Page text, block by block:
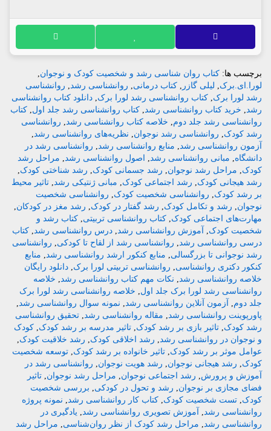
برچسب ها: کتاب روان شناسی رشد و شخصیت کودک و نوجوان,
لورا.ای.برک, لیلی گازر , کتاب درمانی, روانشناسی رشد, روانشناسی
رشد لورا برک, کتاب روانشناسی رشد لورا برک, دانلود کتاب روانشناسی
رشد, خرید کتاب روانشناسی رشد, کتاب روانشناسی رشد جلد اول, کتاب
روانشناسی رشد جلد دوم, خلاصه کتاب روانشناسی رشد, روانشناسی
رشد کودک, روانشناسی رشد نوجوان, نظریه‌های روانشناسی رشد,
آزمون روانشناسی رشد, منابع روانشناسی رشد, روانشناسی رشد در
دانشگاه, مبانی روانشناسی رشد, اصول روانشناسی رشد, مراحل رشد
کودک, مراحل رشد نوجوان, رشد جسمانی کودک, رشد شناختی کودک,
رشد هیجانی کودک, رشد اجتماعی کودک, مبانی ژنتیکی رشد, تاثیر محیط
بر رشد کودک, روانشناسی شخصیت کودک, روانشناسی شخصیت
نوجوان, رشد و تکامل کودک, رشد گفتار در کودک, رشد مغز در کودکان,
مهارت‌های اجتماعی کودک, کتاب روانشناسی تربیتی, کتاب رشد و
شخصیت کودک, آموزش روانشناسی رشد, درس روانشناسی رشد, کتاب
درسی روانشناسی رشد, روانشناسی رشد از لقاح تا کودکی, روانشناسی
رشد نوجوانی تا بزرگسالی, منابع کنکور ارشد روانشناسی رشد, منابع
کنکور دکتری روانشناسی, روانشناسی تربیتی لورا برک, دانلود رایگان
خلاصه روانشناسی رشد, نکات مهم کتاب روانشناسی رشد, خلاصه
روانشناسی رشد لورا برک جلد اول, خلاصه روانشناسی رشد لورا برک
جلد دوم, آزمون آنلاین روانشناسی رشد, نمونه سوال روانشناسی رشد,
پاورپوینت روانشناسی رشد, مقاله روانشناسی رشد, تحقیق روانشناسی
رشد کودک, تاثیر بازی بر رشد کودک, تاثیر مدرسه بر رشد کودک, کودک
و نوجوان در روانشناسی رشد, رشد اخلاقی کودک, رشد خلاقیت کودک,
عوامل موثر بر رشد کودک, تاثیر خانواده بر رشد کودک, توسعه شخصیت
کودک, رشد هیجانی نوجوان, رشد هویت نوجوان, روانشناسی رشد در
آموزش و پرورش, رشد اجتماعی نوجوان, مراحل رشد نوجوان, تاثیر
فضای مجازی بر نوجوان, رشد و تحول در کودکی, بررسی شخصیت
کودک, تست شخصیت کودک, کتاب کار روانشناسی رشد, نمونه پروژه
روانشناسی رشد, آموزش تصویری روانشناسی رشد, یادگیری در
روانشناسی رشد, مراحل رشد کودک از نظر روان‌شناسی, مراحل رشد